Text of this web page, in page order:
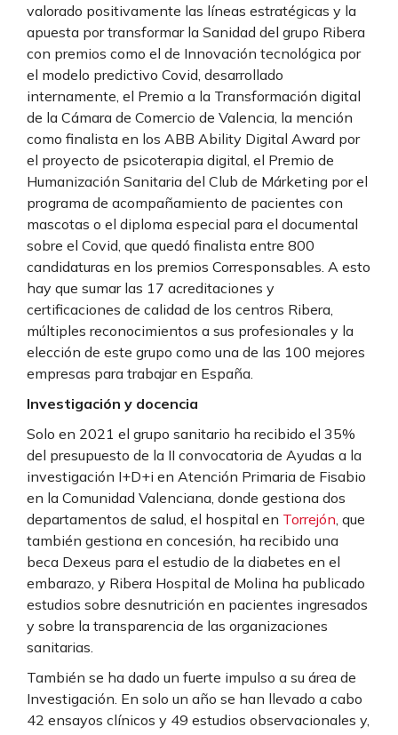
valorado positivamente las líneas estratégicas y la
apuesta por transformar la Sanidad del grupo Ribera
con premios como el de Innovación tecnológica por
el modelo predictivo Covid, desarrollado
internamente, el Premio a la Transformación digital
de la Cámara de Comercio de Valencia, la mención
como finalista en los ABB Ability Digital Award por
el proyecto de psicoterapia digital, el Premio de
Humanización Sanitaria del Club de Márketing por el
programa de acompañamiento de pacientes con
mascotas o el diploma especial para el documental
sobre el Covid, que quedó finalista entre 800
candidaturas en los premios Corresponsables. A esto
hay que sumar las 17 acreditaciones y
certificaciones de calidad de los centros Ribera,
múltiples reconocimientos a sus profesionales y la
elección de este grupo como una de las 100 mejores
empresas para trabajar en España.
Investigación y docencia
Solo en 2021 el grupo sanitario ha recibido el 35%
del presupuesto de la II convocatoria de Ayudas a la
investigación I+D+i en Atención Primaria de Fisabio
en la Comunidad Valenciana, donde gestiona dos
departamentos de salud, el hospital en Torrejón, que
también gestiona en concesión, ha recibido una
beca Dexeus para el estudio de la diabetes en el
embarazo, y Ribera Hospital de Molina ha publicado
estudios sobre desnutrición en pacientes ingresados
y sobre la transparencia de las organizaciones
sanitarias.
También se ha dado un fuerte impulso a su área de
Investigación. En solo un año se han llevado a cabo
42 ensayos clínicos y 49 estudios observacionales y,